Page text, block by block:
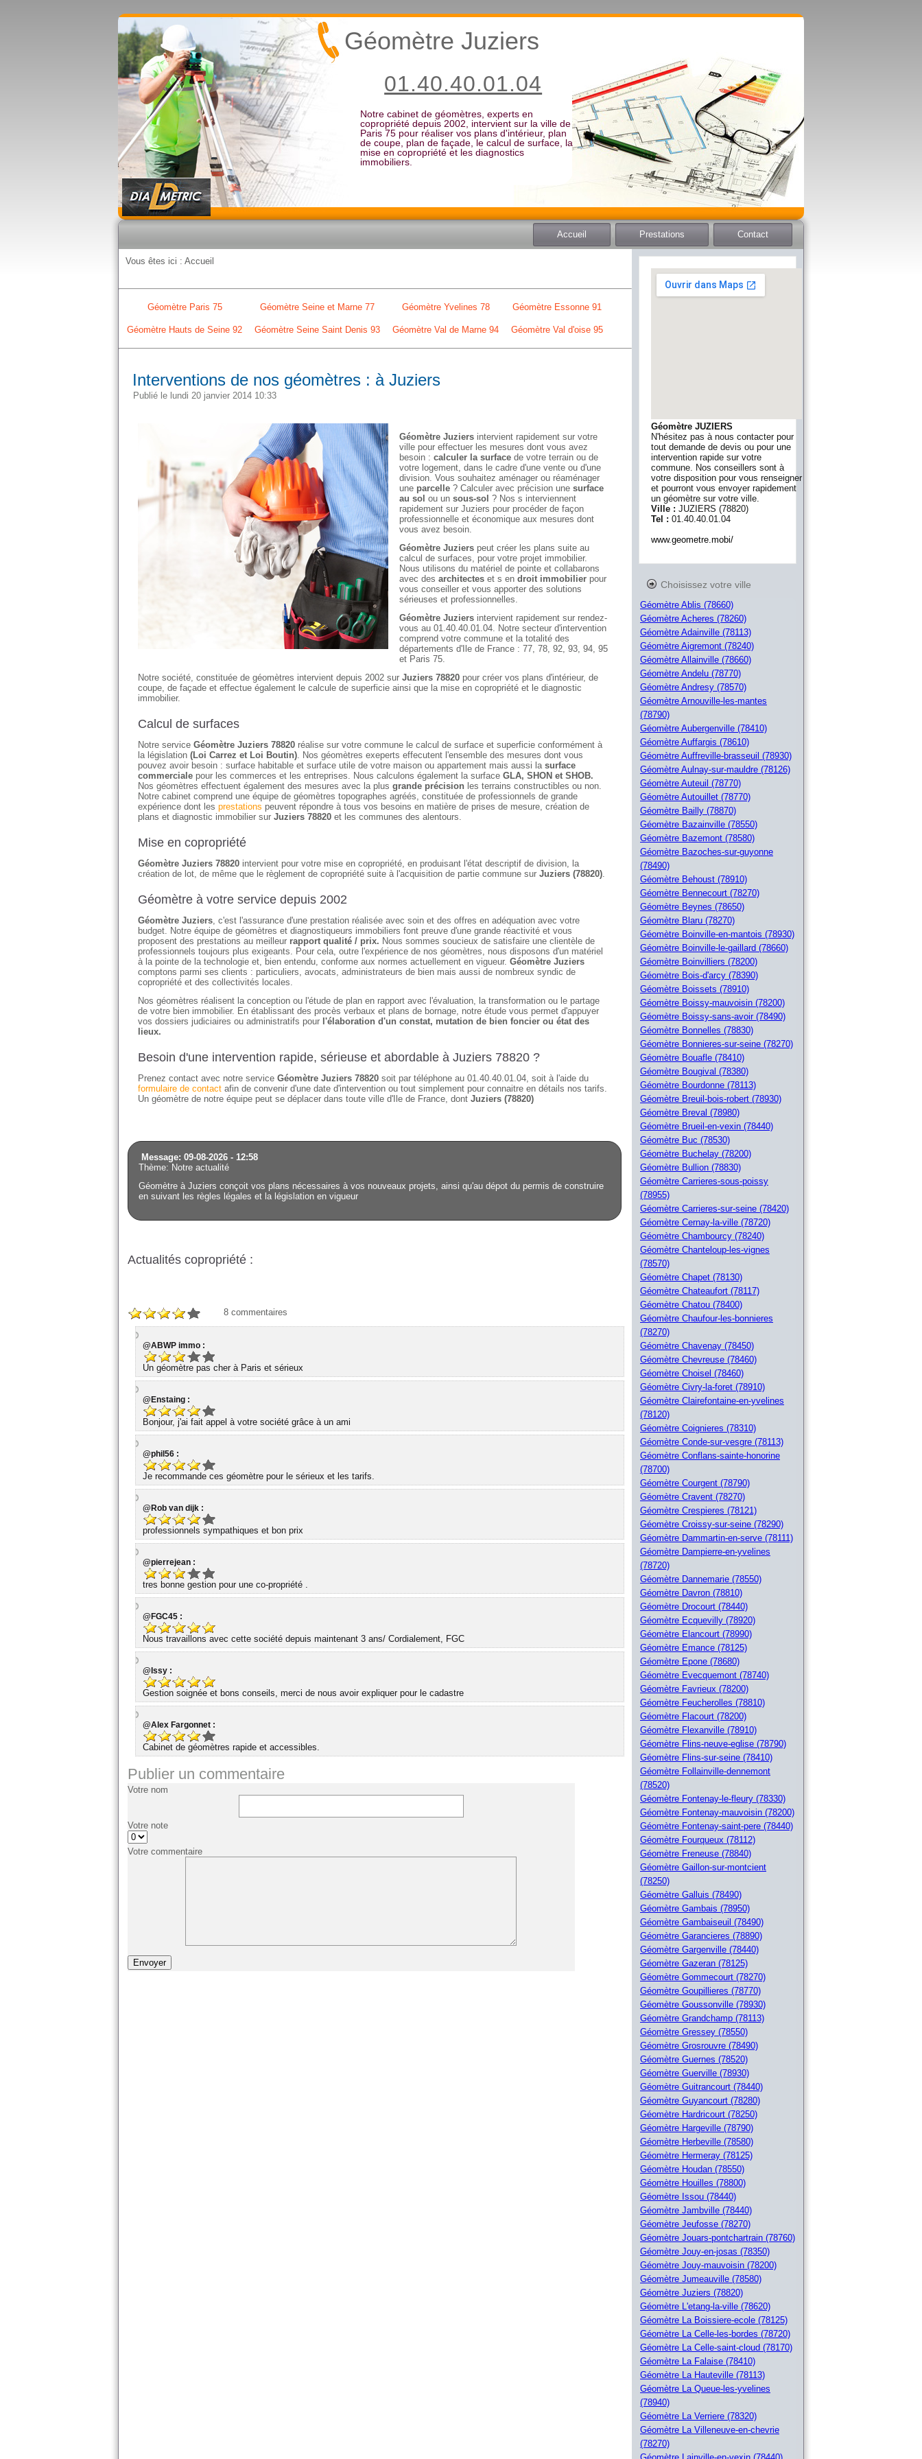
Notre cabinet de géomètres, experts en
copropriété depuis 2002, intervient sur la ville de
Paris 75 pour réaliser vos plans d'intérieur, plan
de coupe, plan de façade, le calcul de surface, la
mise en copropriété et les diagnostics
immobiliers.
Géomètre Juziers
01.40.40.01.04
Accueil Prestations Contact
Vous êtes ici : Accueil
Géomètre Paris 75 Géomètre Seine et Marne 77 Géomètre Yvelines 78 Géomètre Essonne 91
Géomètre Hauts de Seine 92 Géomètre Seine Saint Denis 93 Géomètre Val de Marne 94 Géomètre Val d'oise 95
Interventions de nos géomètres : à Juziers
Publié le lundi 20 janvier 2014 10:33
Géomètre Juziers intervient rapidement sur votre
ville pour effectuer les mesures dont vous avez
besoin : calculer la surface de votre terrain ou de
votre logement, dans le cadre d'une vente ou d'une
division. Vous souhaitez aménager ou réaménager
une parcelle ? Calculer avec précision une surface
au sol ou un sous-sol ? Nos s interviennent
rapidement sur Juziers pour procéder de façon
professionnelle et économique aux mesures dont
vous avez besoin.
Géomètre Juziers peut créer les plans suite au
calcul de surfaces, pour votre projet immobilier.
Nous utilisons du matériel de pointe et collabarons
avec des architectes et s en droit immobilier pour
vous conseiller et vous apporter des solutions
sérieuses et professionnelles.
Géomètre Juziers intervient rapidement sur rendez-
vous au 01.40.40.01.04. Notre secteur d'intervention
comprend votre commune et la totalité des
départements d'Ile de France : 77, 78, 92, 93, 94, 95
et Paris 75.
Notre société, constituée de géomètres intervient depuis 2002 sur Juziers 78820 pour créer vos plans d'intérieur, de
coupe, de façade et effectue également le calcule de superficie ainsi que la mise en copropriété et le diagnostic
immobilier.
Calcul de surfaces
Notre service Géomètre Juziers 78820 réalise sur votre commune le calcul de surface et superficie conformément à
la législation (Loi Carrez et Loi Boutin). Nos géomètres exeperts effecutent l'ensemble des mesures dont vous
pouvez avoir besoin : surface habitable et surface utile de votre maison ou appartement mais aussi la surface
commerciale pour les commerces et les entreprises. Nous calculons également la surface GLA, SHON et SHOB.
Nos géomètres effectuent également des mesures avec la plus grande précision les terrains constructibles ou non.
Notre cabinet comprend une équipe de géomètres topographes agréés, constituée de professionnels de grande
expérience dont les prestations peuvent répondre à tous vos besoins en matière de prises de mesure, création de
plans et diagnostic immobilier sur Juziers 78820 et les communes des alentours.
Mise en copropriété
Géomètre Juziers 78820 intervient pour votre mise en copropriété, en produisant l'état descriptif de division, la
création de lot, de même que le règlement de copropriété suite à l'acquisition de partie commune sur Juziers (78820).
Géomètre à votre service depuis 2002
Géomètre Juziers, c'est l'assurance d'une prestation réalisée avec soin et des offres en adéquation avec votre
budget. Notre équipe de géomètres et diagnostiqueurs immobiliers font preuve d'une grande réactivité et vous
proposent des prestations au meilleur rapport qualité / prix. Nous sommes soucieux de satisfaire une clientèle de
professionnels toujours plus exigeants. Pour cela, outre l'expérience de nos géomètres, nous disposons d'un matériel
à la pointe de la technologie et, bien entendu, conforme aux normes actuellement en vigueur. Géomètre Juziers
comptons parmi ses clients : particuliers, avocats, administrateurs de bien mais aussi de nombreux syndic de
copropriété et des collectivités locales.
Nos géomètres réalisent la conception ou l'étude de plan en rapport avec l'évaluation, la transformation ou le partage
de votre bien immobilier. En établissant des procès verbaux et plans de bornage, notre étude vous permet d'appuyer
vos dossiers judiciaires ou administratifs pour l'élaboration d'un constat, mutation de bien foncier ou état des
lieux.
Besoin d'une intervention rapide, sérieuse et abordable à Juziers 78820 ?
Prenez contact avec notre service Géomètre Juziers 78820 soit par téléphone au 01.40.40.01.04, soit à l'aide du
formulaire de contact afin de convenir d'une date d'intervention ou tout simplement pour connaitre en détails nos tarifs.
Un géomètre de notre équipe peut se déplacer dans toute ville d'Ile de France, dont Juziers (78820)
Message: 09-08-2026 - 12:58
Thème: Notre actualité
Géomètre à Juziers conçoit vos plans nécessaires à vos nouveaux projets, ainsi qu'au dépot du permis de construire
en suivant les règles légales et la législation en vigueur
Actualités copropriété :
8 commentaires
@ABWP immo :
Un géomètre pas cher à Paris et sérieux
@Enstaing :
Bonjour, j'ai fait appel à votre société grâce à un ami
@phil56 :
Je recommande ces géomètre pour le sérieux et les tarifs.
@Rob van dijk :
professionnels sympathiques et bon prix
@pierrejean :
tres bonne gestion pour une co-propriété .
@FGC45 :
Nous travaillons avec cette société depuis maintenant 3 ans/ Cordialement, FGC
@Issy :
Gestion soignée et bons conseils, merci de nous avoir expliquer pour le cadastre
@Alex Fargonnet :
Cabinet de géomètres rapide et accessibles.
Publier un commentaire
Votre nom
Votre note
Votre commentaire
Géomètre JUZIERS
N'hésitez pas à nous contacter pour
tout demande de devis ou pour une
intervention rapide sur votre
commune. Nos conseillers sont à
votre disposition pour vous renseigner
et pourront vous envoyer rapidement
un géomètre sur votre ville.
Ville : JUZIERS (78820)
Tel : 01.40.40.01.04
www.geometre.mobi/
Choisissez votre ville
Géomètre Ablis (78660)
Géomètre Acheres (78260)
Géomètre Adainville (78113)
Géomètre Aigremont (78240)
Géomètre Allainville (78660)
Géomètre Andelu (78770)
Géomètre Andresy (78570)
Géomètre Arnouville-les-mantes
(78790)
Géomètre Aubergenville (78410)
Géomètre Auffargis (78610)
Géomètre Auffreville-brasseuil (78930)
Géomètre Aulnay-sur-mauldre (78126)
Géomètre Auteuil (78770)
Géomètre Autouillet (78770)
Géomètre Bailly (78870)
Géomètre Bazainville (78550)
Géomètre Bazemont (78580)
Géomètre Bazoches-sur-guyonne
(78490)
Géomètre Behoust (78910)
Géomètre Bennecourt (78270)
Géomètre Beynes (78650)
Géomètre Blaru (78270)
Géomètre Boinville-en-mantois (78930)
Géomètre Boinville-le-gaillard (78660)
Géomètre Boinvilliers (78200)
Géomètre Bois-d'arcy (78390)
Géomètre Boissets (78910)
Géomètre Boissy-mauvoisin (78200)
Géomètre Boissy-sans-avoir (78490)
Géomètre Bonnelles (78830)
Géomètre Bonnieres-sur-seine (78270)
Géomètre Bouafle (78410)
Géomètre Bougival (78380)
Géomètre Bourdonne (78113)
Géomètre Breuil-bois-robert (78930)
Géomètre Breval (78980)
Géomètre Brueil-en-vexin (78440)
Géomètre Buc (78530)
Géomètre Buchelay (78200)
Géomètre Bullion (78830)
Géomètre Carrieres-sous-poissy
(78955)
Géomètre Carrieres-sur-seine (78420)
Géomètre Cernay-la-ville (78720)
Géomètre Chambourcy (78240)
Géomètre Chanteloup-les-vignes
(78570)
Géomètre Chapet (78130)
Géomètre Chateaufort (78117)
Géomètre Chatou (78400)
Géomètre Chaufour-les-bonnieres
(78270)
Géomètre Chavenay (78450)
Géomètre Chevreuse (78460)
Géomètre Choisel (78460)
Géomètre Civry-la-foret (78910)
Géomètre Clairefontaine-en-yvelines
(78120)
Géomètre Coignieres (78310)
Géomètre Conde-sur-vesgre (78113)
Géomètre Conflans-sainte-honorine
(78700)
Géomètre Courgent (78790)
Géomètre Cravent (78270)
Géomètre Crespieres (78121)
Géomètre Croissy-sur-seine (78290)
Géomètre Dammartin-en-serve (78111)
Géomètre Dampierre-en-yvelines
(78720)
Géomètre Dannemarie (78550)
Géomètre Davron (78810)
Géomètre Drocourt (78440)
Géomètre Ecquevilly (78920)
Géomètre Elancourt (78990)
Géomètre Emance (78125)
Géomètre Epone (78680)
Géomètre Evecquemont (78740)
Géomètre Favrieux (78200)
Géomètre Feucherolles (78810)
Géomètre Flacourt (78200)
Géomètre Flexanville (78910)
Géomètre Flins-neuve-eglise (78790)
Géomètre Flins-sur-seine (78410)
Géomètre Follainville-dennemont
(78520)
Géomètre Fontenay-le-fleury (78330)
Géomètre Fontenay-mauvoisin (78200)
Géomètre Fontenay-saint-pere (78440)
Géomètre Fourqueux (78112)
Géomètre Freneuse (78840)
Géomètre Gaillon-sur-montcient
(78250)
Géomètre Galluis (78490)
Géomètre Gambais (78950)
Géomètre Gambaiseuil (78490)
Géomètre Garancieres (78890)
Géomètre Gargenville (78440)
Géomètre Gazeran (78125)
Géomètre Gommecourt (78270)
Géomètre Goupillieres (78770)
Géomètre Goussonville (78930)
Géomètre Grandchamp (78113)
Géomètre Gressey (78550)
Géomètre Grosrouvre (78490)
Géomètre Guernes (78520)
Géomètre Guerville (78930)
Géomètre Guitrancourt (78440)
Géomètre Guyancourt (78280)
Géomètre Hardricourt (78250)
Géomètre Hargeville (78790)
Géomètre Herbeville (78580)
Géomètre Hermeray (78125)
Géomètre Houdan (78550)
Géomètre Houilles (78800)
Géomètre Issou (78440)
Géomètre Jambville (78440)
Géomètre Jeufosse (78270)
Géomètre Jouars-pontchartrain (78760)
Géomètre Jouy-en-josas (78350)
Géomètre Jouy-mauvoisin (78200)
Géomètre Jumeauville (78580)
Géomètre Juziers (78820)
Géomètre L'etang-la-ville (78620)
Géomètre La Boissiere-ecole (78125)
Géomètre La Celle-les-bordes (78720)
Géomètre La Celle-saint-cloud (78170)
Géomètre La Falaise (78410)
Géomètre La Hauteville (78113)
Géomètre La Queue-les-yvelines
(78940)
Géomètre La Verriere (78320)
Géomètre La Villeneuve-en-chevrie
(78270)